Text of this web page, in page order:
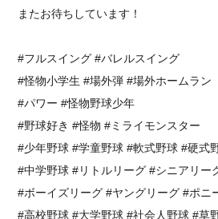
またお待ちしています！
#フルスイング #バレルスイング
#怪物小学生 #場外弾 #場外ホームラン
#パワー #怪物野球少年
#野球好き #怪物 #ミライモンスター
#少年野球 #学童野球 #軟式野球 #硬式
#中学野球 #リトルリーグ #シニアリー
#ボーイズリーグ #ヤングリーグ #ポニ
#高校野球 #大学野球 #社会人野球 #草